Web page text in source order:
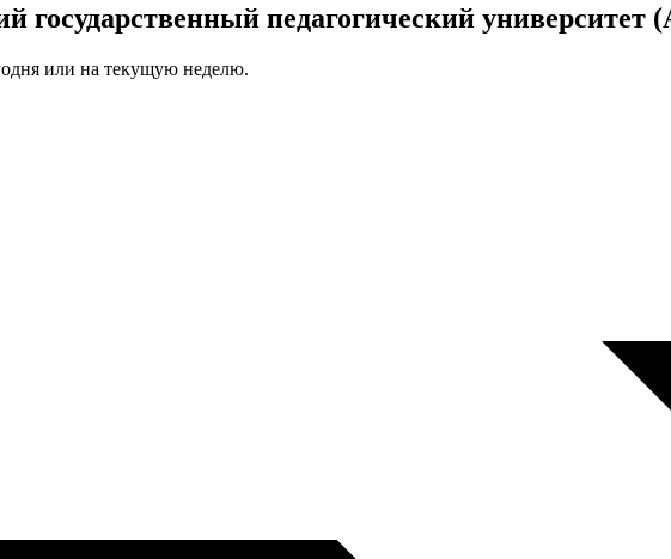
государственный педагогический
или на текущую неделю.